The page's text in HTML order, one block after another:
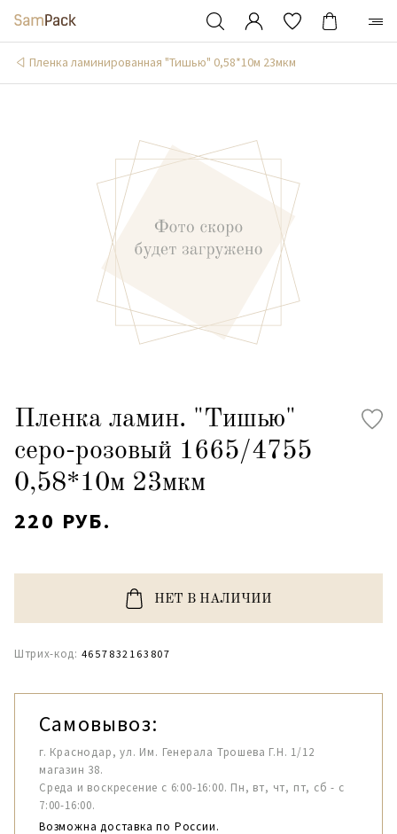
Пленка ламинированная "Тишью" 0,58*10м 23мкм
Пленка ламин. "Тишью"
серо-розовый 1665/4755
0,58*10м 23мкм
220 РУБ.
НЕТ В НАЛИЧИИ
Штрих-код: 4657832163807
Самовывоз:
г. Краснодар, ул. Им. Генерала Трошева Г.Н. 1/12
магазин 38.
Среда и воскресение с 6:00-16:00. Пн, вт, чт, пт, сб - с
7:00-16:00.
Возможна доставка по России.